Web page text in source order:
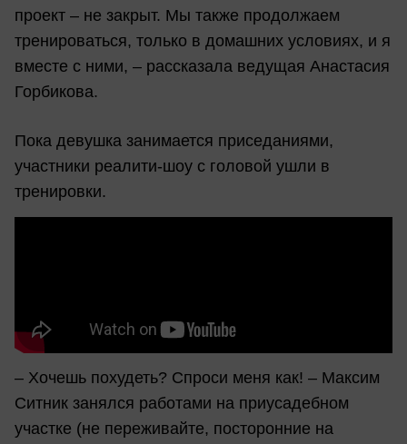
проект – не закрыт. Мы также продолжаем
тренироваться, только в домашних условиях, и я
вместе с ними, – рассказала ведущая Анастасия
Горбикова.
Пока девушка занимается приседаниями,
участники реалити-шоу с головой ушли в
тренировки.
– Хочешь похудеть? Спроси меня как! – Максим
Ситник занялся работами на приусадебном
участке (не переживайте, посторонние на